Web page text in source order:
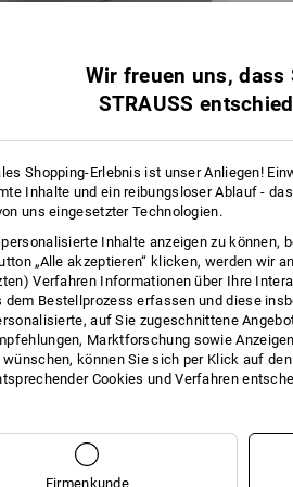
mit Geldscheinbügeln
3 Stück 1 Farbe
Sie haben sich bereits 2 von 2
Wir freuen uns, dass
STRAUSS
Shopping-Erlebnis ist unser Anliegen!
Inhalte und ein reibungsloser Ablauf -
uns eingesetzter Technologien.
Inhalte anzeigen zu können,
„Alle akzeptieren“ klicken, werden wir
Verfahren Informationen über Ihre
dem Bestellprozess erfassen und diese
auf Sie zugeschnittene
Marktforschung sowie
können Sie sich per Klick auf
Cookies und Verfahren
Firmenkunde